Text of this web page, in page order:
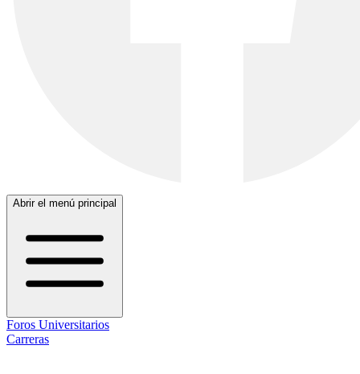
Abrir el menú principal
Foros Universitarios
Carreras